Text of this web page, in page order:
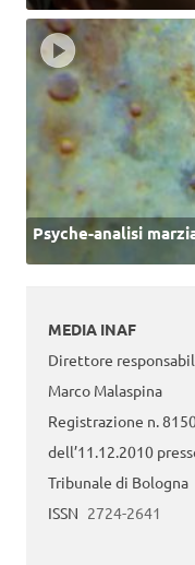
Psyche-analisi
MEDIA INAF
Direttore
Marco Malaspina
Registrazione n.
dell’11.12.2010
Tribunale di Bologna
ISSN 2724-2641